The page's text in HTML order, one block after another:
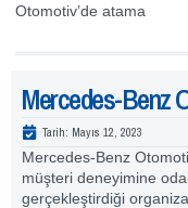
Otomotiv’de atama
Mercedes-Benz
Tarih: Mayıs 12, 2023
Mercedes-Benz
müşteri deneyimine
gerçekleştirdiği